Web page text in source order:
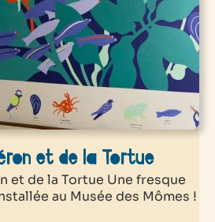
et de la Tortue
et de la Tortue Une fresque
au Musée des Mômes !